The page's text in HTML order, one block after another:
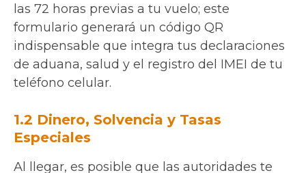
las 72 horas previas a tu vuelo; este
formulario generará un código QR
indispensable que integra tus declaraciones
de aduana, salud y el registro del IMEI de tu
teléfono celular.
1.2 Dinero, Solvencia y Tasas
Especiales
Al llegar, es posible que las autoridades te